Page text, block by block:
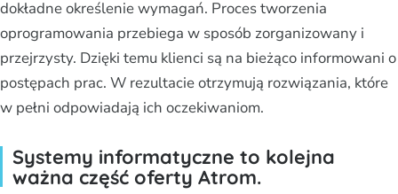
dokładne określenie wymagań. Proces tworzenia
oprogramowania przebiega w sposób zorganizowany i
przejrzysty. Dzięki temu klienci są na bieżąco informowani o
postępach prac. W rezultacie otrzymują rozwiązania, które
w pełni odpowiadają ich oczekiwaniom.
Systemy informatyczne to kolejna
ważna część oferty Atrom.